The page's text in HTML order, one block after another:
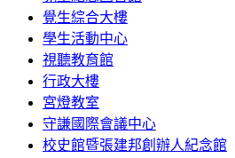
覺生綜合大樓
學生活動中心
視聽教育館
行政大樓
宮燈教室
守謙國際會議中心
校史館暨張建邦創辦人紀念館